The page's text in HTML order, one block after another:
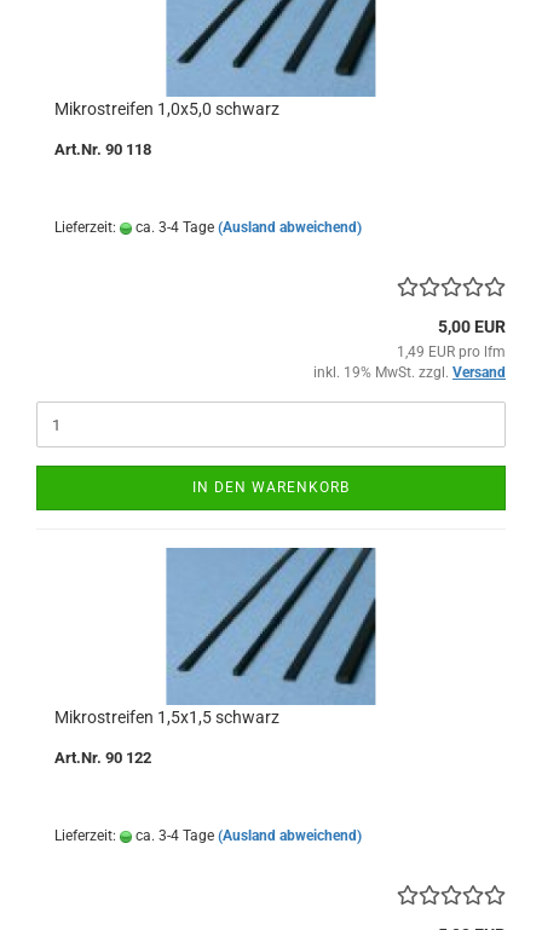
Mikrostreifen 1,0x5,0 schwarz
Art.Nr. 90 118
Lieferzeit: ca. 3-4 Tage (Ausland abweichend)
5,00 EUR
1,49 EUR pro lfm
inkl. 19% MwSt. zzgl. Versand
IN DEN WARENKORB
Mikrostreifen 1,5x1,5 schwarz
Art.Nr. 90 122
Lieferzeit: ca. 3-4 Tage (Ausland abweichend)